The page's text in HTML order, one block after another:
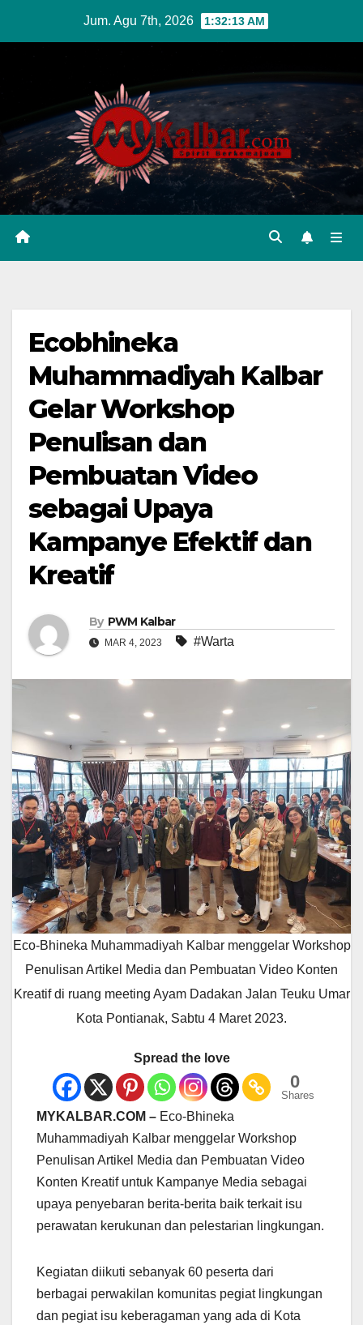
Jum. Agu 7th, 2026 1:32:15 AM
Ecobhineka
Muhammadiyah Kalbar
Gelar Workshop
Penulisan dan
Pembuatan Video
sebagai Upaya
Kampanye Efektif dan
Kreatif
By PWM Kalbar
MAR 4, 2023 #Warta
Eco-Bhineka Muhammadiyah Kalbar menggelar Workshop
Penulisan Artikel Media dan Pembuatan Video Konten
Kreatif di ruang meeting Ayam Dadakan Jalan Teuku Umar
Kota Pontianak, Sabtu 4 Maret 2023.
Spread the love
0
Shares
MYKALBAR.COM – Eco-Bhineka
Muhammadiyah Kalbar menggelar Workshop
Penulisan Artikel Media dan Pembuatan Video
Konten Kreatif untuk Kampanye Media sebagai
upaya penyebaran berita-berita baik terkait isu
perawatan kerukunan dan pelestarian lingkungan.
Kegiatan diikuti sebanyak 60 peserta dari
berbagai perwakilan komunitas pegiat lingkungan
dan pegiat isu keberagaman yang ada di Kota